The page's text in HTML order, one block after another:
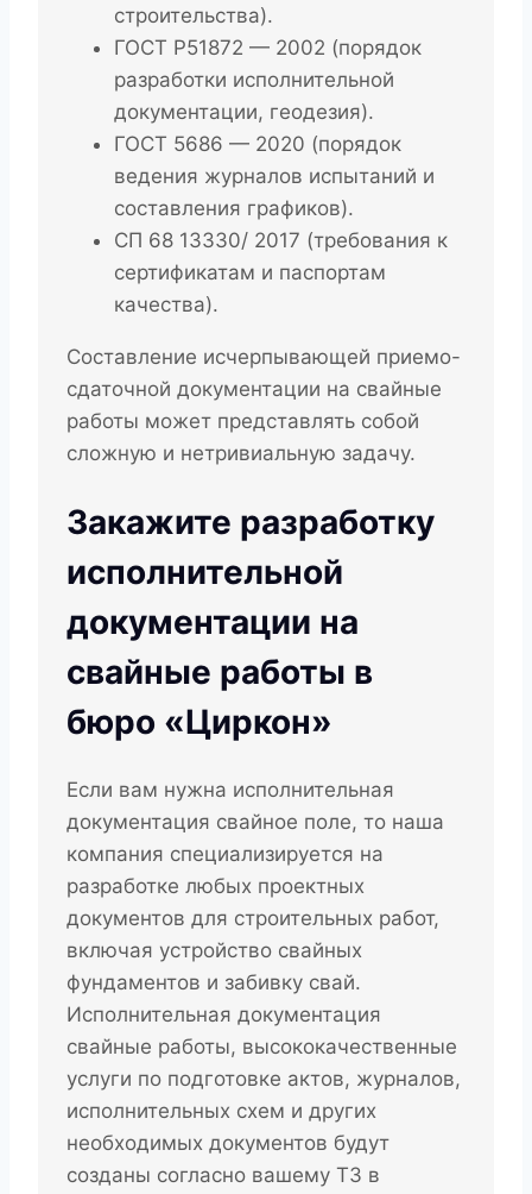
строительства).
ГОСТ Р51872 — 2002 (порядок
разработки исполнительной
документации, геодезия).
ГОСТ 5686 — 2020 (порядок
ведения журналов испытаний и
составления графиков).
СП 68 13330/ 2017 (требования к
сертификатам и паспортам
качества).
Составление исчерпывающей приемо-
сдаточной документации на свайные
работы может представлять собой
сложную и нетривиальную задачу.
Закажите разработку
исполнительной
документации на
свайные работы в
бюро «Циркон»
Если вам нужна исполнительная
документация свайное поле, то наша
компания специализируется на
разработке любых проектных
документов для строительных работ,
включая устройство свайных
фундаментов и забивку свай.
Исполнительная документация
свайные работы, высококачественные
услуги по подготовке актов, журналов,
исполнительных схем и других
необходимых документов будут
созданы согласно вашему ТЗ в